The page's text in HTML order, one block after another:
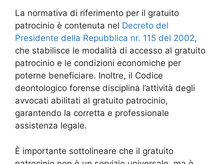
La normativa di riferimento per il gratuito
patrocinio è contenuta nel Decreto del
Presidente della Repubblica nr. 115 del 2002,
che stabilisce le modalità di accesso al gratuito
patrocinio e le condizioni economiche per
poterne beneficiare. Inoltre, il Codice
deontologico forense disciplina l’attività degli
avvocati abilitati al gratuito patrocinio,
garantendo la corretta e professionale
assistenza legale.
È importante sottolineare che il gratuito